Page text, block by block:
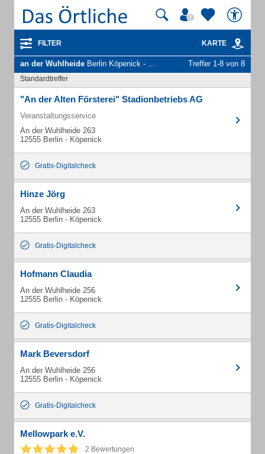
FILTER KARTE
an der Wuhlheide Berlin Köpenick - Unternehmen und Personen Treffer 1-8 von 8
Standardtreffer
"An der Alten Försterei" Stadionbetriebs AG
Veranstaltungsservice
An der Wuhlheide 263
12555 Berlin - Köpenick
Gratis-Digitalcheck
Hinze Jörg
An der Wuhlheide 263
12555 Berlin - Köpenick
Gratis-Digitalcheck
Hofmann Claudia
An der Wuhlheide 256
12555 Berlin - Köpenick
Gratis-Digitalcheck
Mark Beversdorf
An der Wuhlheide 256
12555 Berlin - Köpenick
Gratis-Digitalcheck
Mellowpark e.V.
2 Bewertungen